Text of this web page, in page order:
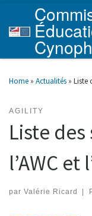
Skip to content
Home » Actualités » Liste
AGILITY
Liste
l’AWC et
par Valérie Ricard